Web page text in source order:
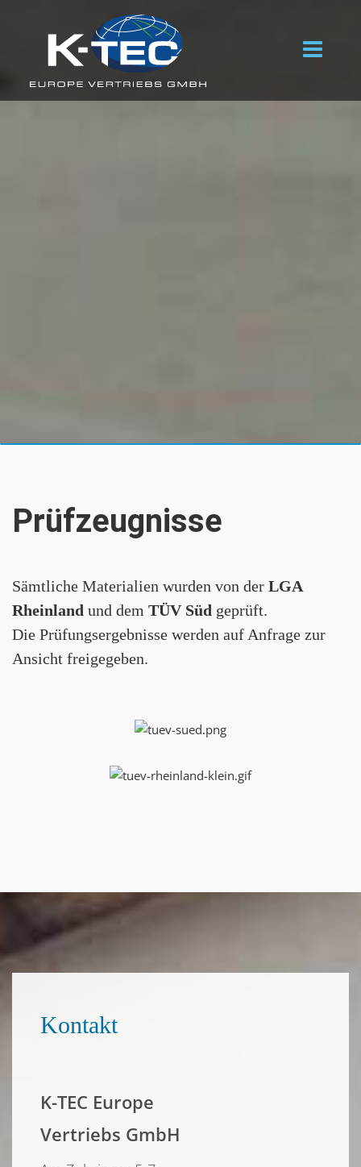
Prüfzeugnisse
Sämtliche Materialien wurden von der LGA
Rheinland und dem TÜV Süd geprüft.
Die Prüfungsergebnisse werden auf Anfrage zur
Ansicht freigegeben.
Kontakt
K-TEC Europe
Vertriebs GmbH